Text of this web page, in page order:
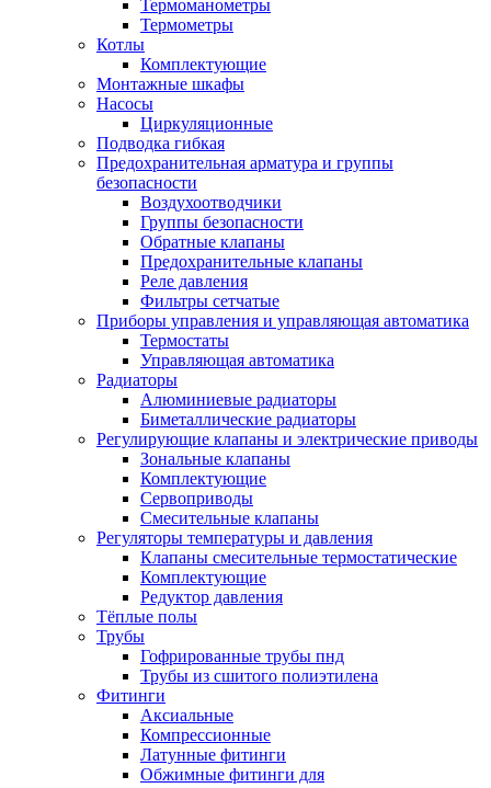
Термоманометры
Термометры
Котлы
Комплектующие
Монтажные шкафы
Насосы
Циркуляционные
Подводка гибкая
Предохранительная арматура и группы
безопасности
Воздухоотводчики
Группы безопасности
Обратные клапаны
Предохранительные клапаны
Реле давления
Фильтры сетчатые
Приборы управления и управляющая автоматика
Термостаты
Управляющая автоматика
Радиаторы
Алюминиевые радиаторы
Биметаллические радиаторы
Регулирующие клапаны и электрические приводы
Зональные клапаны
Комплектующие
Сервоприводы
Смесительные клапаны
Регуляторы температуры и давления
Клапаны смесительные термостатические
Комплектующие
Редуктор давления
Тёплые полы
Трубы
Гофрированные трубы пнд
Трубы из сшитого полиэтилена
Фитинги
Аксиальные
Компрессионные
Латунные фитинги
Обжимные фитинги для